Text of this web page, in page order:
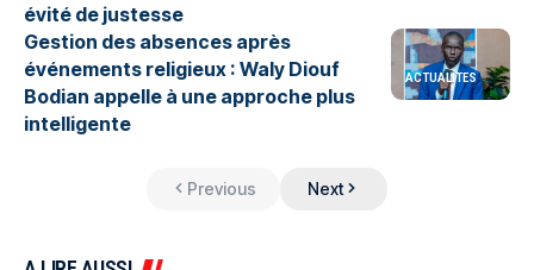
évité de justesse
ACTUALITES
Gestion des absences après
événements religieux : Waly Diouf
Bodian appelle à une approche plus
intelligente
Previous Next